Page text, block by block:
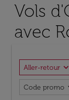
Vols
avec
Aller-retour expand_more
Code promo